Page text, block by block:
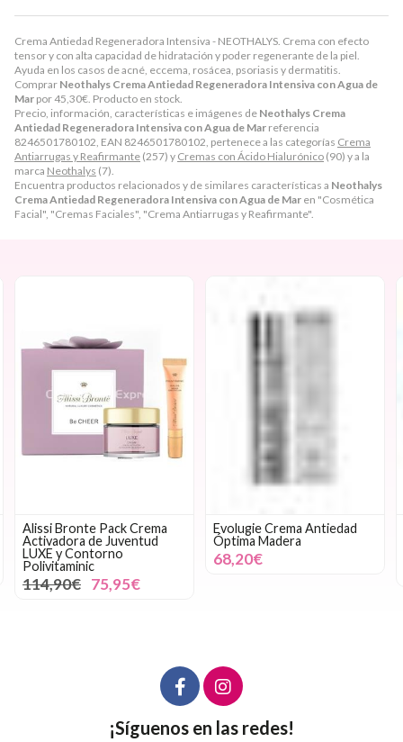
Crema Antiedad Regeneradora Intensiva - NEOTHALYS. Crema con efecto
tensor y con alta capacidad de hidratación y poder regenerante de la piel.
Ayuda en los casos de acné, eccema, rosácea, psoriasis y dermatitis.
Comprar Neothalys Crema Antiedad Regeneradora Intensiva con Agua de
Mar por45,30€ . Producto en stock.
Precio, información, características e imágenes de Neothalys Crema
Antiedad Regeneradora Intensiva con Agua de Mar referencia
8246501780102, EAN 8246501780102, pertenece a las categorías Crema
Antiarrugas y Reafirmante (257) y Cremas con Ácido Hialurónico (90) y a la
marca Neothalys (7).
Encuentra productos relacionados y de similares características a Neothalys
Crema Antiedad Regeneradora Intensiva con Agua de Mar en "Cosmética
Facial", "Cremas Faciales", "Crema Antiarrugas y Reafirmante".
Alissi Bronte Pack Crema
Activadora de Juventud
LUXE y Contorno
Polivitaminic
114,90€ 75,95€
Evolugie Crema Antiedad
Óptima Madera
68,20€
¡Síguenos en las redes!